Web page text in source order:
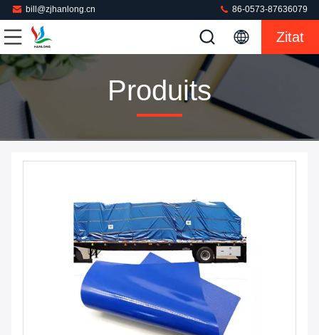
bill@zjhanlong.cn 86-0573-87636079
Zitat
Produits